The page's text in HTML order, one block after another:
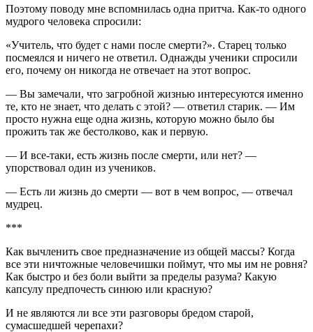
Поэтому поводу мне вспомнилась одна притча. Как-то одного
мудрого человека спросили:
«Учитель, что будет с нами после смерти?». Старец только
посмеялся и ничего не ответил. Однажды ученики спросили
его, почему он никогда не отвечает на этот вопрос.
— Вы замечали, что загробной жизнью интересуются именно
те, кто не знает, что делать с этой? — ответил старик. — Им
просто нужна еще одна жизнь, которую можно было бы
прожить так же бестолково, как и первую.
— И все-таки, есть жизнь после смерти, или нет? —
упорствовал один из учеников.
— Есть ли жизнь до смерти — вот в чем вопрос, — отвечал
мудрец.
***
Как вычленить свое предназначение из общей массы? Когда
все эти ничтожные человечишки поймут, что мы им не ровня?
Как быстро и без боли выйти за пределы разума? Какую
капсулу предпочесть синюю или красную?
И не являются ли все эти разговоры бредом старой,
сумасшедшей черепахи?